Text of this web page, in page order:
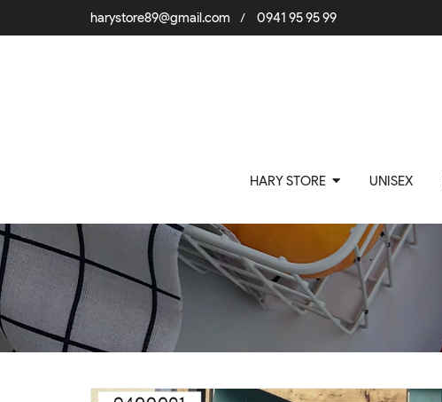
harystore89@gmail.com / 0941 95 95 99
HARY STORE UNISEX